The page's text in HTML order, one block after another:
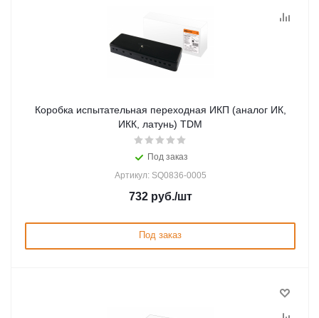
Коробка испытательная переходная ИКП (аналог ИК,
ИКК, латунь) TDM
Под заказ
Артикул: SQ0836-0005
732руб./шт
Под заказ